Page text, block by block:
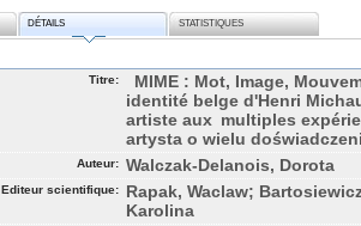
DÉTAILS STATISTIQUES
Titre:
MIME : Mot, Image,
identité belge d'Henri
artiste aux multiples
artysta o wielu
Auteur: Walczak-Delanois, Dorota
Editeur scientifique:
Rapak, Waclaw;
Karolina